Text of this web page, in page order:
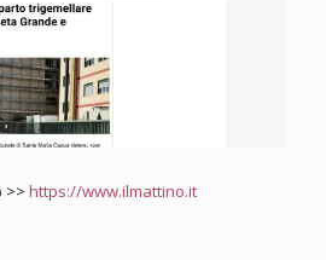
>> https://www.ilmattino.it